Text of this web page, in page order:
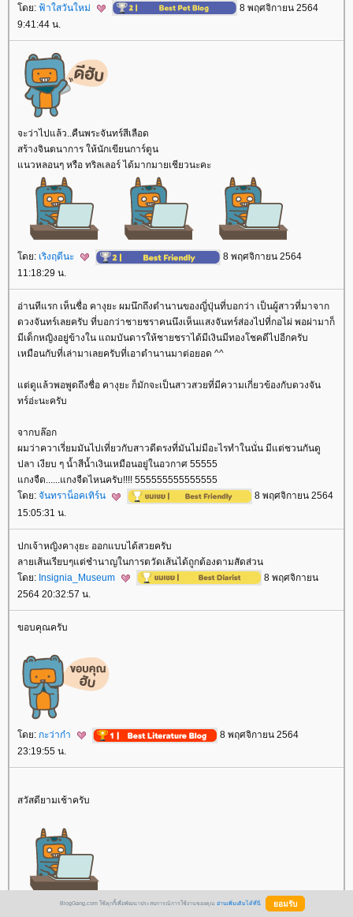
ดย: ฟ้าใสวันใหม่
8 พฤศจิกายน 2564
9:41:44 น.
จะว่าไปแล้ว..คืนพระจันทร์สีเลือด
สร้างจินตนาการ ให้นักเขียนการ์ตูน
นวหลอนๆ หรือ ทริลเลอร์ ได้มากมายเชียวนะคะ
ดย: เริงฤดีนะ
8 พฤศจิกายน 2564
11:18:29 น.
อ่านทีแรก เห็นชื่อ คางุยะ ผมนึกถึงตำนานของญี่ปุ่นที่บอกว่า เป็นผู้สาวที่มาจาก
ดวงจันทร์เลยครับ ที่บอกว่าชายชราคนนึงเห็นแสงจันทร์ส่องไปที่กอไผ่ พอผ่ามาก็
มีเด็กหญิงอยู่ข้างใน แถมบันดารให้ชายชราได้มีเงินมีทองโชคดีไปอีกครับ
เหมือนกับที่เล่ามาเลยครับที่เอาตำนานมาต่อยอด ^^
ต่ดูแล้วพอพูดถึงชื่อ คางุยะ ก็มักจะเป็นสาวสวยที่มีความเกี่ยวข้องกับดวงจัน
ทร์อ่ะนะครับ
จากบล๊อก
ผมว่าควาเรี่ยมมันไปเที่ยวกับสาวดีตรงที่มันไม่มีอะไรทำในนั่น มีแต่ชวนกันดู
ปลา เงียบ ๆ น้ำสีน้ำเงินเหมือนอยู่ในอวกาศ 55555
กงจืด......แกงจืดไหนครับ!!!! 555555555555555
ดย: จันทราน็อคเทิร์น
8 พฤศจิกายน 2564
15:05:31 น.
ปกเจ้าหญิงคางุยะ ออกแบบได้สวยครับ
ลายเส้นเรียบๆแต่ชำนาญในการตวัดเส้นได้ถูกต้องตามสัดส่วน
ดย: Insignia_Museum
8 พฤศจิกายน
2564 20:32:57 น.
ขอบคุณครับ
ดย: กะว่าก๋า
8 พฤศจิกายน 2564
23:19:55 น.
สวัสดียามเช้าครับ
กะว่าก๋า 9 พฤศจิกายน 2564 6:33:09
BlogGang.com ใช้คุกกี้เพื่อพัฒนาประสบการณ์การใช้งานของคุณ อ่านเพิ่มเติมได้ที่นี่